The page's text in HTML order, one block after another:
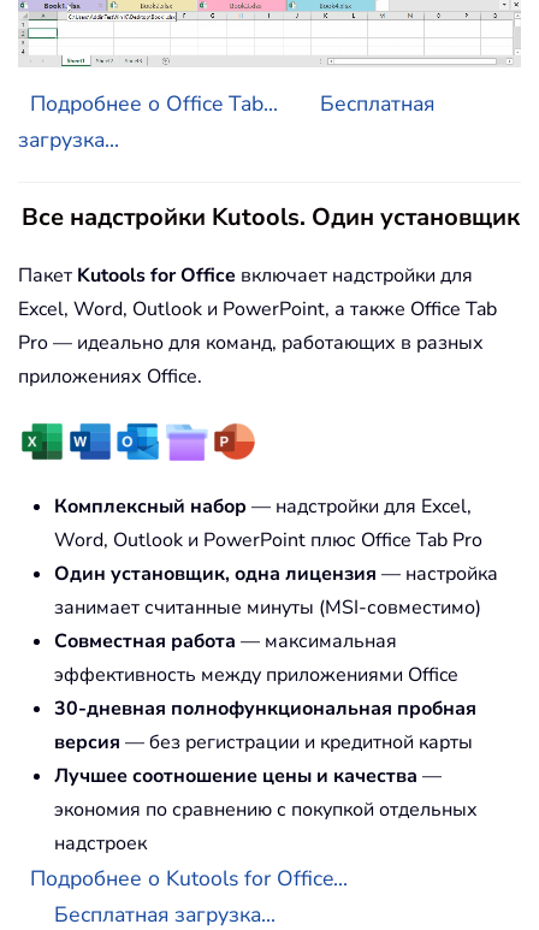
Подробнее о Office Tab...
Бесплатная
загрузка...
Все надстройки Kutools. Один установщик
Пакет Kutools for Office включает надстройки для
Excel, Word, Outlook и PowerPoint, а также Office Tab
Pro — идеально для команд, работающих в разных
приложениях Office.
Комплексный набор — надстройки для Excel,
Word, Outlook и PowerPoint плюс Office Tab Pro
Один установщик, одна лицензия — настройка
занимает считанные минуты (MSI-совместимо)
Совместная работа — максимальная
эффективность между приложениями Office
30-дневная полнофункциональная пробная
версия — без регистрации и кредитной карты
Лучшее соотношение цены и качества —
экономия по сравнению с покупкой отдельных
надстроек
Подробнее о Kutools for Office...
Бесплатная загрузка...